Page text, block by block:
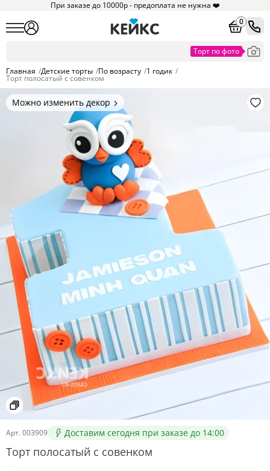
При заказе до 10000р - предоплата не нужна ❤️
0
Главная /Детские торты /По возрасту /1 годик /
Торт полосатый с совенком
Можно изменить декор
Цвет покрытия, надписи,
элементы и фигурки.
Арт. 003909 Доставим сегодня при заказе до 14:00
Торт полосатый с совенком